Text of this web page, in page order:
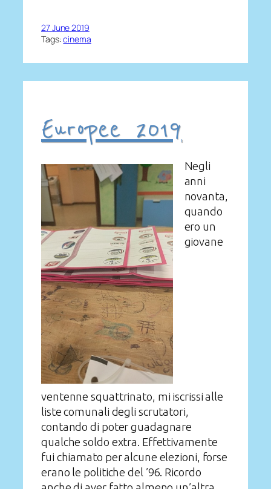
27 June 2019
Tags:cinema
Europee 2019
Negli
anni
novanta,
quando
ero un
giovane
ventenne squattrinato, mi iscrissi alle
liste comunali degli scrutatori,
contando di poter guadagnare
qualche soldo extra. Effettivamente
fui chiamato per alcune elezioni, forse
erano le politiche del ’96. Ricordo